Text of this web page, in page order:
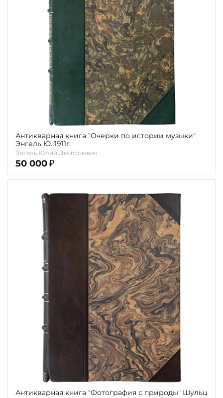
Антикварная книга "Очерки по истории музыки"
Энгель Ю. 1911г.
Энгель Юлий Дмитриевич
50 000 ₽
Антикварная книга "Фотография с природы" Шульц